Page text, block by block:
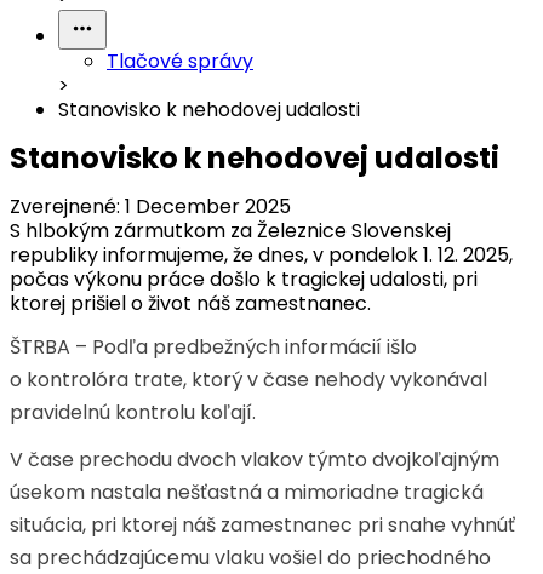
Tlačové správy
>
Stanovisko k nehodovej udalosti
Stanovisko k nehodovej udalosti
Zverejnené: 1 December 2025
S hlbokým zármutkom za Železnice Slovenskej
republiky informujeme, že dnes, v pondelok 1. 12. 2025,
počas výkonu práce došlo k tragickej udalosti, pri
ktorej prišiel o život náš zamestnanec.
ŠTRBA – Podľa predbežných informácií išlo
o kontrolóra trate, ktorý v čase nehody vykonával
pravidelnú kontrolu koľají.
V čase prechodu dvoch vlakov týmto dvojkoľajným
úsekom nastala nešťastná a mimoriadne tragická
situácia, pri ktorej náš zamestnanec pri snahe vyhnúť
sa prechádzajúcemu vlaku vošiel do priechodného